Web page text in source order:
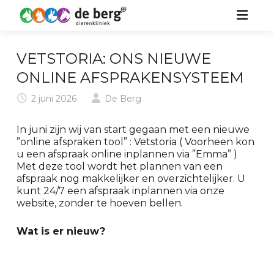
ZORG VOOR UW DIER
HOND
KAT
PAARD
KONIJN & KNAAGDIER
OVER ONS
KIDS
NIEUWS
CONTACT
VETSTORIA: ONS NIEUWE
ONLINE AFSPRAKENSYSTEEM
2 juni 2026 De Berg
In juni zijn wij van start gegaan met een nieuwe
”online afspraken tool” : Vetstoria ( Voorheen kon
u een afspraak online inplannen via ”Emma” )
Met deze tool wordt het plannen van een
afspraak nog makkelijker en overzichtelijker. U
kunt 24/7 een afspraak inplannen via onze
website, zonder te hoeven bellen.
Wat is er nieuw?